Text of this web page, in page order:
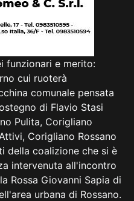
funzionari e merito:
cui ruoterà
comunale pensata
di Flavio Stasi
Pulita, Corigliano
Corigliano Rossano
della coalizione che si è
intervenuta all'incontro
Rossa Giovanni Sapia di
urbana di Rossano.